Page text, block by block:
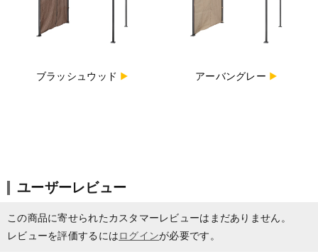
ブラッシュウッド アーバングレー
ユーザーレビュー
この商品に寄せられたカスタマーレビューはまだありません。
レビューを評価するにはログインが必要です。